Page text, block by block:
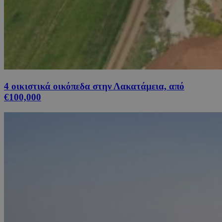
4 οικιστικά οικόπεδα στην Λακατάμεια, από
€100,000